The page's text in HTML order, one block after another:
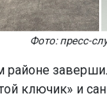
Фото: пресс-
ключик» и